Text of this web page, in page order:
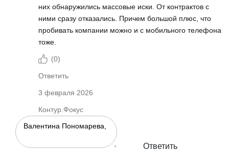
них обнаружились массовые иски. От контрактов с
ними сразу отказались. Причем большой плюс, что
пробивать компании можно и с мобильного телефона
тоже.
(0)
Ответить
3 февраля 2026
Контур.Фокус
Ответить